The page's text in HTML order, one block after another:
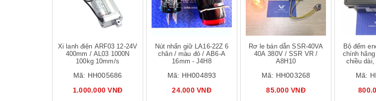
Xi lanh điện ARF03 12-24V
400mm / AL03 1000N
100kg 10mm/s
Mã: HH005686
1.000.000 VNĐ
Nút nhấn giữ LA16-22Z 6
chân / màu đỏ / AB6-A
16mm - J4H8
Mã: HH004893
24.000 VNĐ
Rơ le bán dẫn SSR-40VA
40A 380V / SSR VR /
A8H10
Mã: HH003268
85.000 VNĐ
Bộ đếm
chính
chiều dài,
Mã: